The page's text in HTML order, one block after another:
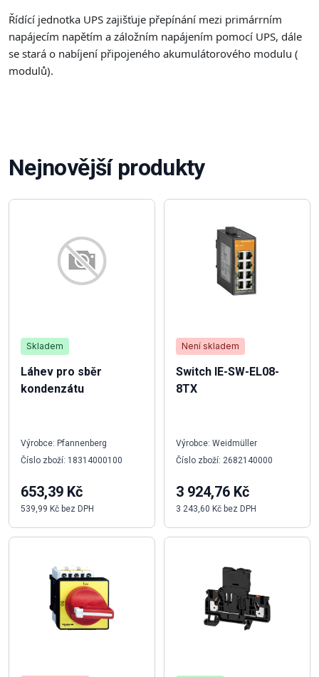
Řídící jednotka UPS zajišťuje přepínání mezi primárrním
napájecím napětím a záložním napájením pomocí UPS, dále
se stará o nabíjení připojeného akumulátorového modulu (
modulů).
Nejnovější produkty
Skladem
Láhev pro sběr
kondenzátu
Výrobce: Pfannenberg
Číslo zboží: 18314000100
653,39 Kč
539,99 Kč bez DPH
Není skladem
Switch IE-SW-EL08-
8TX
Výrobce: Weidmüller
Číslo zboží: 2682140000
3 924,76 Kč
3 243,60 Kč bez DPH